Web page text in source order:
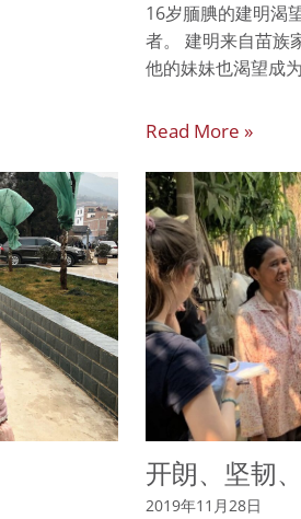
16岁腼腆的建明渴
者。 建明来自苗族
他的妹妹也渴望成
Read More »
开朗、坚韧
2019年11月28日